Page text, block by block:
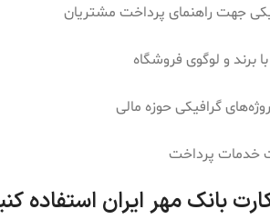
جهت راهنمای پرداخت مشتریان
برند و لوگوی فروشگاه
گرافیکی حوزه مالی
خدمات پرداخت
بانک مهر ایران استفاده